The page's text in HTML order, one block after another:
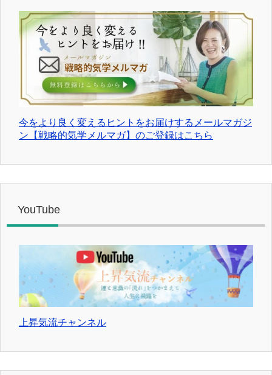
今をより良く変えるヒントをお届けするメールマガジ
ン【戦略的気学メルマガ】のご登録はこちら
YouTube
上昇気流チャンネル